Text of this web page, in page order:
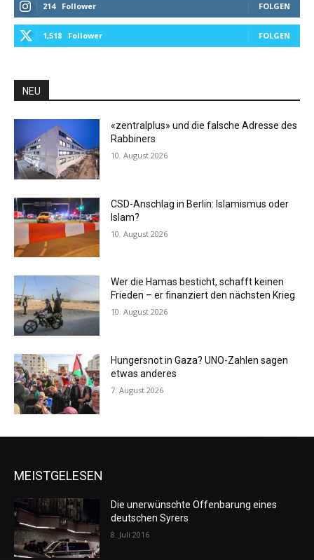
214 Follower FOLGEN
1,518 Follower FOLGEN
NEU
«zentralplus» und die falsche Adresse des
Rabbiners
10. August 2026
CSD-Anschlag in Berlin: Islamismus oder
Islam?
10. August 2026
Wer die Hamas besticht, schafft keinen
Frieden – er finanziert den nächsten Krieg
10. August 2026
Hungersnot in Gaza? UNO-Zahlen sagen
etwas anderes
7. August 2026
MEISTGELESEN
Die unerwünschte Offenbarung eines
deutschen Syrers
8. Juli 2016